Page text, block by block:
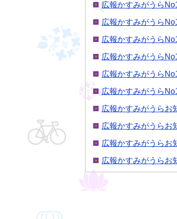
広報かすみがうら
広報かすみがうら
広報かすみがうら
広報かすみがうら
広報かすみがうら
広報かすみがうら
広報かすみがうらお
広報かすみがうらお
広報かすみがうらお
広報かすみがうらお